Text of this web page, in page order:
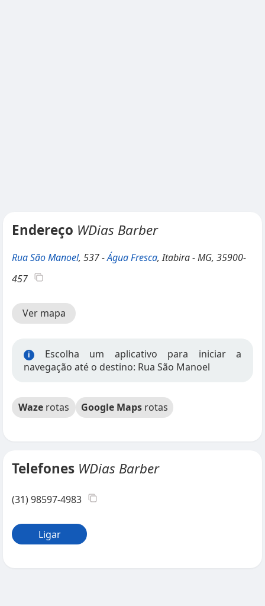
Endereço WDias Barber
Rua São Manoel, 537 -Água Fresca, Itabira - MG, 35900-
457
Ver mapa
i
Escolha um aplicativo para iniciar a
navegação até o destino: Rua São Manoel
Waze rotas Google Maps rotas
Telefones WDias Barber
(31) 98597-4983
Ligar